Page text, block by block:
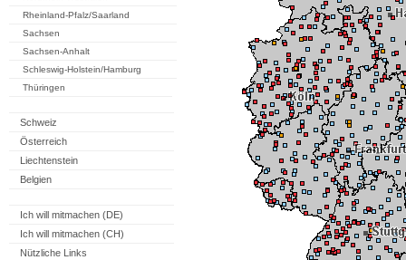
Rheinland-Pfalz/Saarland
Sachsen
Sachsen-Anhalt
Schleswig-Holstein/Hamburg
Thüringen
Schweiz
Österreich
Liechtenstein
Belgien
Ich will mitmachen (DE)
Ich will mitmachen (CH)
Nützliche Links